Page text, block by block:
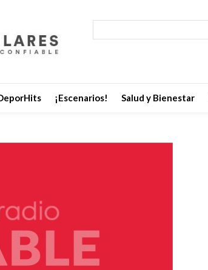
¡Escenarios! Salud y Bienestar